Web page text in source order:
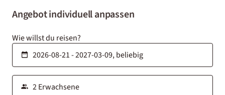
Angebot individuell anpassen
Wie willst du reisen?